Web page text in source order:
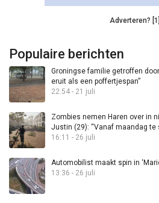
Adverteren? [1]
Populaire berichten
Groningse familie getroffen
eruit als een poffertjespan”
22:54 - 21 juli
Zombies nemen Haren over in
Justin (29): “Vanaf maandag te
16:11 - 26 juli
Automobilist maakt spin in
13:36 - 26 juli